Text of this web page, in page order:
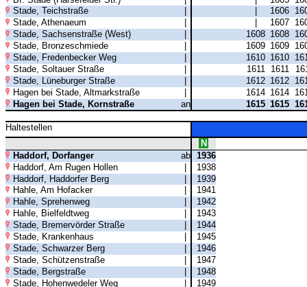
Stade, Teichstraße
1606
Stade, Athenaeum
1607
Stade, Sachsenstraße (West)
1608 1608
Stade, Bronzeschmiede
1609 1609
Stade, Fredenbecker Weg
1610 1610
Stade, Soltauer Straße
1611 1611
Stade, Lüneburger Straße
| 1612 1612
Hagen bei Stade, Altmarkstraße
| 1614 1614
Hagen bei Stade, Kornstraße
an 1615 1615
Haltestellen
N
Haddorf, Dorfanger
ab
1936
Haddorf, Am Rugen Hollen
|
1938
Haddorf, Haddorfer Berg
|
1939
Hahle, Am Hofacker
1941
Hahle, Sprehenweg
1942
Hahle, Bielfeldtweg
1943
Stade, Bremervörder Straße
1944
Stade, Krankenhaus
1945
Stade, Schwarzer Berg
1946
Stade, Schützenstraße
1947
Stade, Bergstraße
|
1948
Stade, Hohenwedeler Weg
| 1949